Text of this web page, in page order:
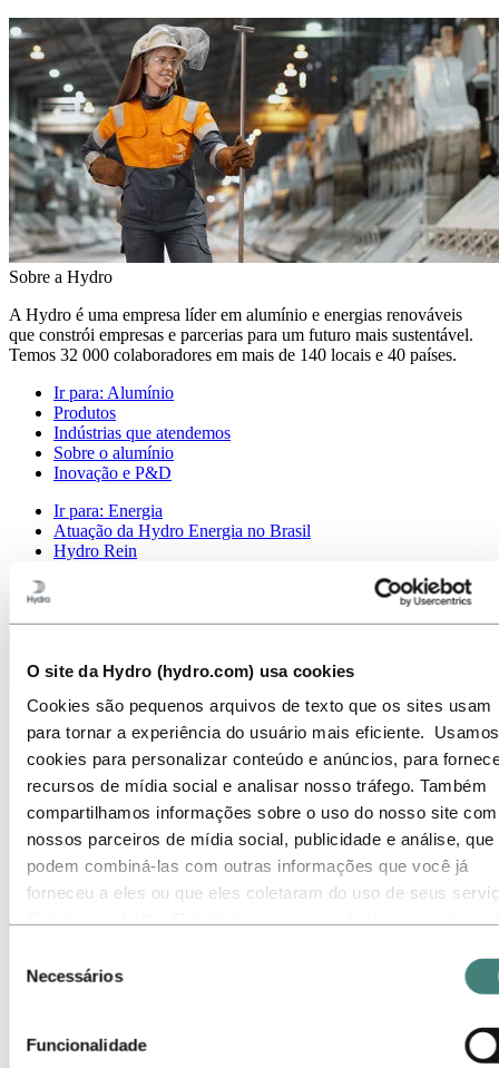
O site da Hydro (hydro.com) usa cookies
Cookies são pequenos arquivos de texto que os sites usam
para tornar a experiência do usuário mais eficiente. Usamos
cookies para personalizar conteúdo e anúncios, para
recursos de mídia social e analisar nosso tráfego. Também
compartilhamos informações sobre o uso do nosso site com
nossos parceiros de mídia social, publicidade e análise, que
podem combiná-las com outras informações que você já
forneceu a eles ou que eles coletaram do uso de seus
os cookies selecionados. Selecione o botão ‘Permitir todos’
configurações do seu navegador. Mas, lembre-se que ao
Necessários
Funcionalidade
Sobre a Hydro
A Hydro é uma empresa líder em alumínio e energias renováveis
que constrói empresas e parcerias para um futuro mais sustentável.
Temos 32 000 colaboradores em mais de 140 locais e 40 países.
Ir para: Alumínio
Produtos
Indústrias que atendemos
Sobre o alumínio
Inovação e P&D
Ir para: Energia
Atuação da Hydro Energia no Brasil
Hydro Rein
Ir para:Sustentabilidade
Relatórios de sustentabilidade
Operando na Amazônia brasileira
Contato de Sustentabilidade
Ir para:Carreiras
Oportunidades de emprego
Estudantes e graduados
A vida na Hydro
Áreas de carreira
Conheça nossa equipe
Jornada de recrutamento
Contato e perguntas frequentes
Contatos de investidores
Notícias